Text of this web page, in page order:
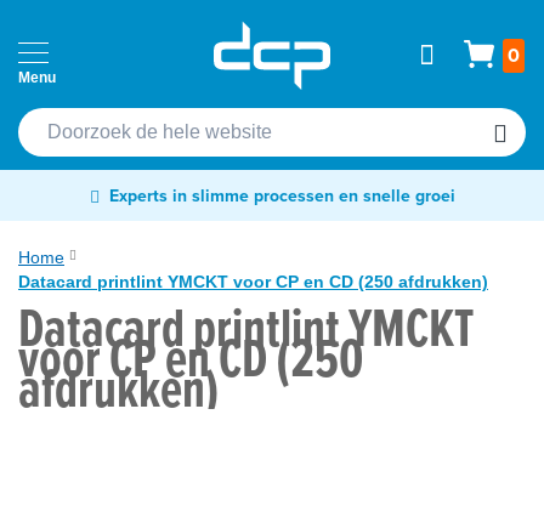
naar
de
inhoud
0
Passen
Cardprinters
Labelprinters
Readers
&
scanners
Experts in slimme processen en snelle groei
Home
Datacard printlint YMCKT voor CP en CD (250 afdrukken)
Ga
naar
het
einde
Datacard printlint YMCKT
voor CP en CD (250
afdrukken)